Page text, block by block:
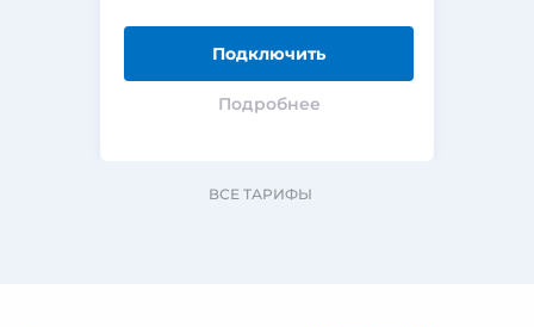
Подключить
Подробнее
ВСЕ ТАРИФЫ